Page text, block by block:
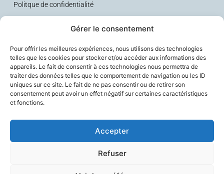
Gérer le consentement
Pour offrir les meilleures expériences, nous utilisons des technologies
telles que les cookies pour stocker et/ou accéder aux informations des
appareils. Le fait de consentir à ces technologies nous permettra de
traiter des données telles que le comportement de navigation ou les ID
uniques sur ce site. Le fait de ne pas consentir ou de retirer son
consentement peut avoir un effet négatif sur certaines caractéristiques
et fonctions.
Accepter
Refuser
soignants, améliore le confort de travail des professionnels du
vieillissement, et contribue à prévenir la perte d’autonomie.
Politque de confidentialité